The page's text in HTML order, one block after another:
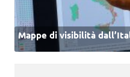
Mappe di visibilità